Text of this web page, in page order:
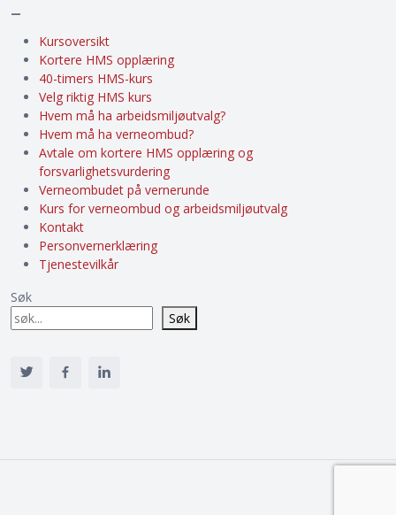
–
Kursoversikt
Kortere HMS opplæring
40-timers HMS-kurs
Velg riktig HMS kurs
Hvem må ha arbeidsmiljøutvalg?
Hvem må ha verneombud?
Avtale om kortere HMS opplæring og
forsvarlighetsvurdering
Verneombudet på vernerunde
Kurs for verneombud og arbeidsmiljøutvalg
Kontakt
Personvernerklæring
Tjenestevilkår
Søk
Søk